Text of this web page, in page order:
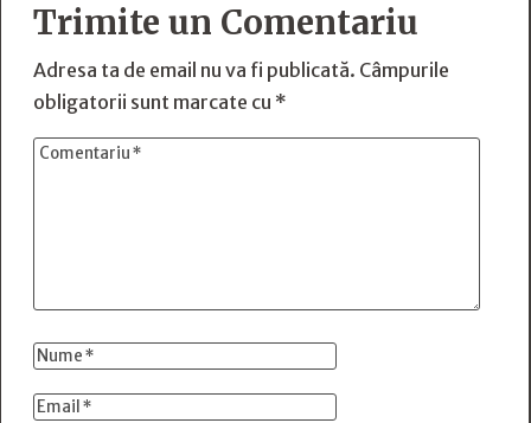
Trimite un Comentariu
Adresa ta de email nu va fi publicată. Câmpurile
obligatorii sunt marcate cu *